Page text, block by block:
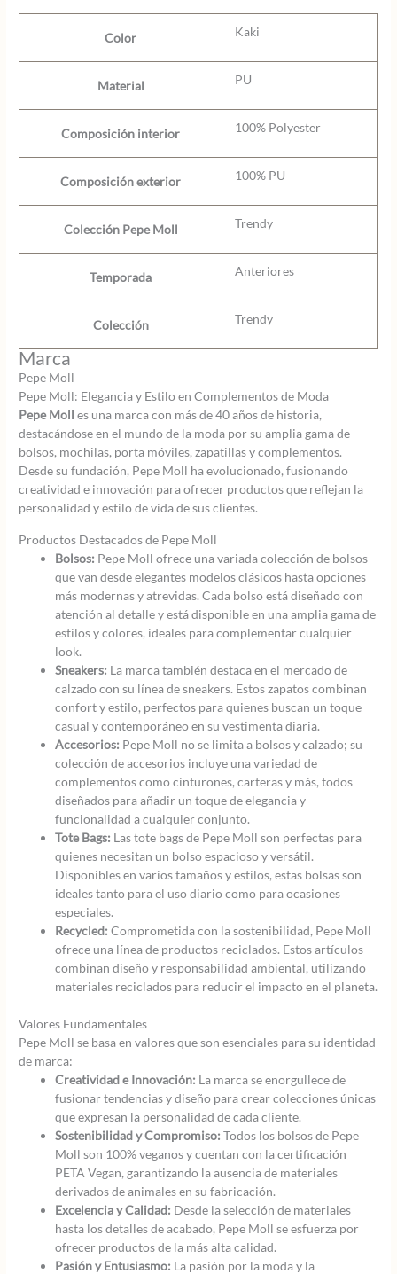
cantidad
Color Kaki
Material PU
Composición interior 100% Polyester
Composición exterior 100% PU
Colección Pepe Moll Trendy
Temporada Anteriores
Colección Trendy
Marca
Pepe Moll
Pepe Moll: Elegancia y Estilo en Complementos de Moda
Pepe Moll es una marca con más de 40 años de historia,
destacándose en el mundo de la moda por su amplia gama de
bolsos, mochilas, porta móviles, zapatillas y complementos.
Desde su fundación, Pepe Moll ha evolucionado, fusionando
creatividad e innovación para ofrecer productos que reflejan la
personalidad y estilo de vida de sus clientes.
Productos Destacados de Pepe Moll
Bolsos: Pepe Moll ofrece una variada colección de bolsos
que van desde elegantes modelos clásicos hasta opciones
más modernas y atrevidas. Cada bolso está diseñado con
atención al detalle y está disponible en una amplia gama de
estilos y colores, ideales para complementar cualquier
look.
Sneakers: La marca también destaca en el mercado de
calzado con su línea de sneakers. Estos zapatos combinan
confort y estilo, perfectos para quienes buscan un toque
casual y contemporáneo en su vestimenta diaria.
Accesorios: Pepe Moll no se limita a bolsos y calzado; su
colección de accesorios incluye una variedad de
complementos como cinturones, carteras y más, todos
diseñados para añadir un toque de elegancia y
funcionalidad a cualquier conjunto.
Tote Bags: Las tote bags de Pepe Moll son perfectas para
quienes necesitan un bolso espacioso y versátil.
Disponibles en varios tamaños y estilos, estas bolsas son
ideales tanto para el uso diario como para ocasiones
especiales.
Recycled: Comprometida con la sostenibilidad, Pepe Moll
ofrece una línea de productos reciclados. Estos artículos
combinan diseño y responsabilidad ambiental, utilizando
materiales reciclados para reducir el impacto en el planeta.
Valores Fundamentales
Pepe Moll se basa en valores que son esenciales para su identidad
de marca:
Creatividad e Innovación: La marca se enorgullece de
fusionar tendencias y diseño para crear colecciones únicas
que expresan la personalidad de cada cliente.
Sostenibilidad y Compromiso: Todos los bolsos de Pepe
Moll son 100% veganos y cuentan con la certificación
PETA Vegan, garantizando la ausencia de materiales
derivados de animales en su fabricación.
Excelencia y Calidad: Desde la selección de materiales
hasta los detalles de acabado, Pepe Moll se esfuerza por
ofrecer productos de la más alta calidad.
Pasión y Entusiasmo: La pasión por la moda y la